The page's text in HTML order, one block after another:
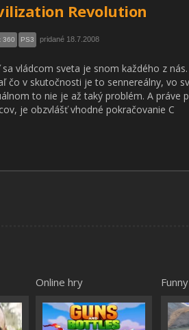
Revolution
360 PS3 pridané 18.7.2008
sa vládcom sveta je snom každého z
čo v skutočnosti je to sennereálny, vo
to nie je až taký problém. A práve
je obzvlášť vhodné pokračovanie C
Online hry Funny